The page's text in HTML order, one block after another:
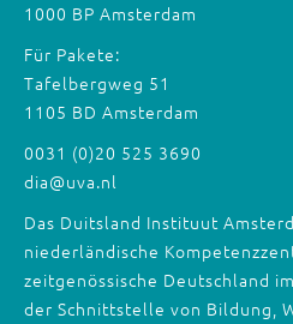
1000 BP Amsterdam
Für Pakete:
Tafelbergweg 51
1105 BD Amsterdam
0031 (0)20 525 3690
dia@uva.nl
Das Duitsland Instituut
niederländische
zeitgenössische Deutschland
der Schnittstelle von Bildung,